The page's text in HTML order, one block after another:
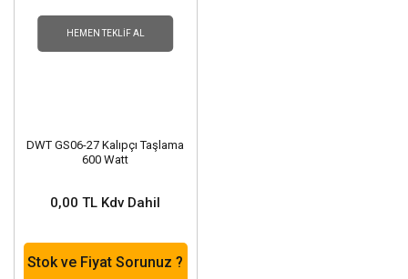
HEMEN TEKLIF AL
DWT GS06-27 Kalıpçı Taşlama
600 Watt
0,00 TL Kdv Dahil
Stok ve Fiyat Sorunuz ?